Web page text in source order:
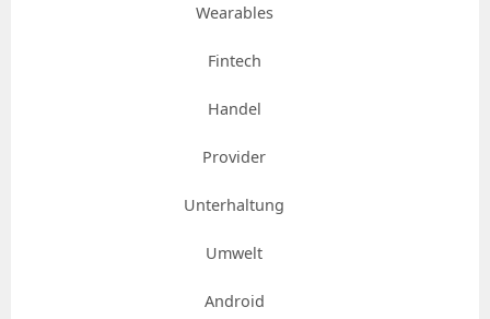
Wearables
Fintech
Handel
Provider
Unterhaltung
Umwelt
Android